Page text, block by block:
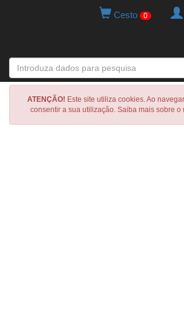
Cesto 0
ATENÇÃO! Este site utiliza cookies. Ao
consentir a sua utilização. Saiba mais sobre o